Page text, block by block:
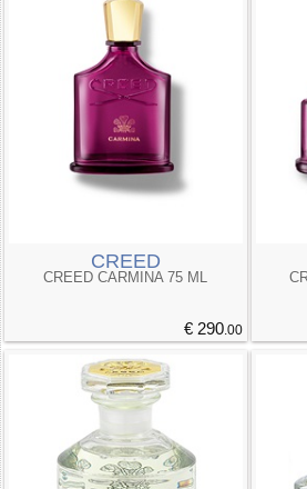
CREED
CREED CARMINA 75 ML
€ 290.00